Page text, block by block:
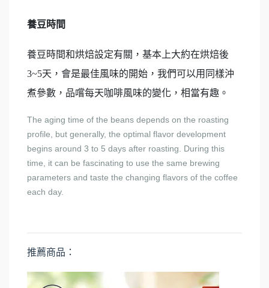
養豆時間
養豆時間和烘焙設定有關，基本上大約在烘焙後
3~5天，會是最佳風味的開始，我們可以用同樣沖
煮參數，品嚐每天咖啡風味的變化，相當有趣。
The aging time of the beans depends on the roasting
profile, but generally, the optimal flavor development
begins around 3 to 5 days after roasting. During this
time, it can be fascinating to use the same brewing
parameters and taste the changing flavors of the coffee
each day.
推薦商品：